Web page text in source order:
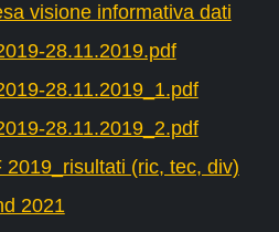
visione informativa dati
28.11.2019.pdf
28.11.2019_1.pdf
28.11.2019_2.pdf
2019_risultati (ric, tec, div)
2021